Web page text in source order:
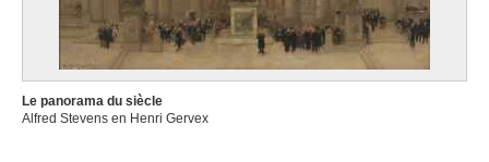
Le panorama du siècle
Alfred Stevens en Henri Gervex